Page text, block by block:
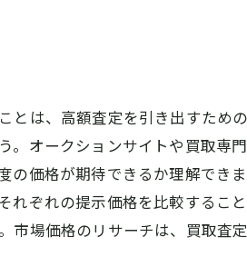
に行うべき準備とは
の対応と交渉術
約書の確認ポイント
や評判を確認する方法
く買取査定を受けるための準備と
は、高額査定を引き出すため
オークションサイトや買取専
価格が期待できるか理解でき
ぞれの提示価格を比較するこ
場価格のリサーチは、買取査